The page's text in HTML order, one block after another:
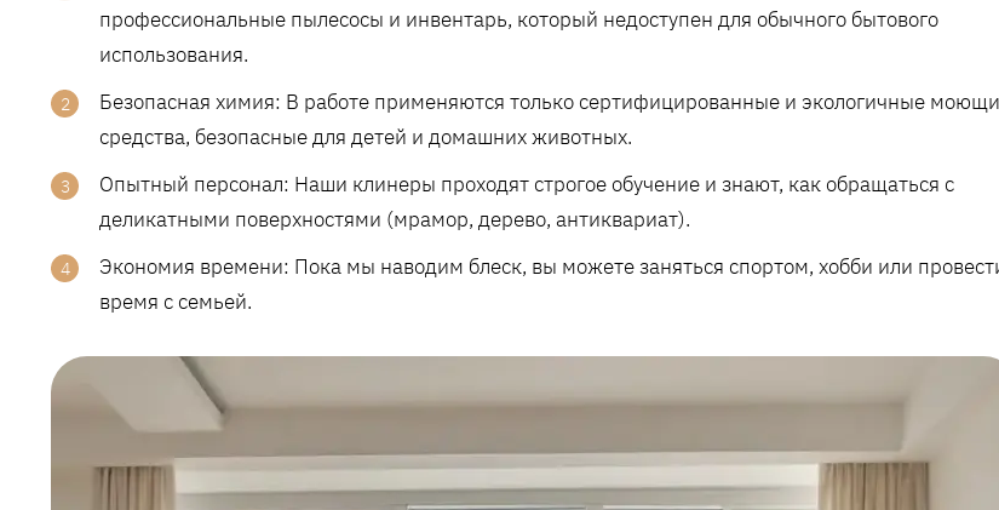
профессиональные пылесосы и инвентарь, который недоступен для обычного бытового
использования.
Безопасная химия: В работе применяются только сертифицированные и экологичные
средства, безопасные для детей и домашних животных.
Опытный персонал: Наши клинеры проходят строгое обучение и знают, как обращаться с
деликатными поверхностями (мрамор, дерево, антиквариат).
Экономия времени: Пока мы наводим блеск, вы можете заняться спортом, хобби или
время с семьей.